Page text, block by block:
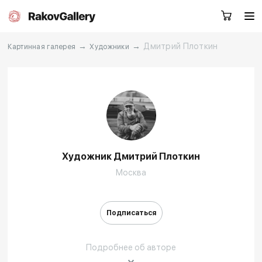
Художники
Услуги
Контакты
Картинная галерея → Художники → Дмитрий Плоткин
Художник Дмитрий Плоткин
Москва
Подписаться
Подробнее об авторе